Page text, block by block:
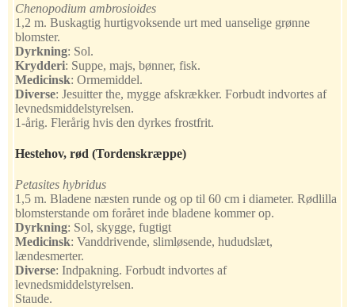
Chenopodium ambrosioides
1,2 m. Buskagtig hurtigvoksende urt med uanselige grønne
blomster.
Dyrkning: Sol.
Krydderi: Suppe, majs, bønner, fisk.
Medicinsk: Ormemiddel.
Diverse: Jesuitter the, mygge afskrækker. Forbudt indvortes af
levnedsmiddelstyrelsen.
1-årig. Flerårig hvis den dyrkes frostfrit.
Hestehov, rød (Tordenskræppe)
Petasites hybridus
1,5 m. Bladene næsten runde og op til 60 cm i diameter. Rødlilla
blomsterstande om foråret inde bladene kommer op.
Dyrkning: Sol, skygge, fugtigt
Medicinsk: Vanddrivende, slimløsende, hududslæt,
lændesmerter.
Diverse: Indpakning. Forbudt indvortes af
levnedsmiddelstyrelsen.
Staude.